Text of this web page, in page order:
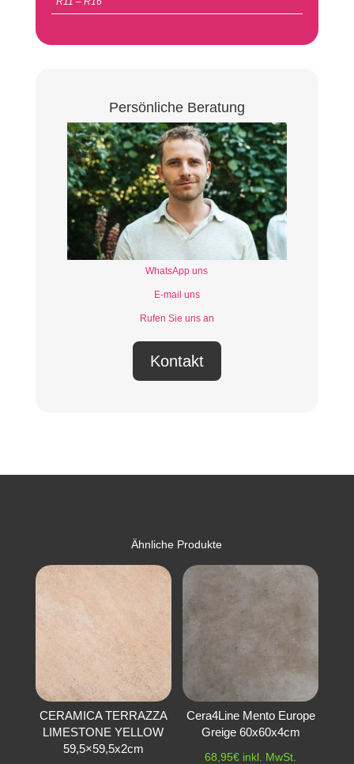
Persönliche Beratung
WhatsApp uns
E-mail uns
Rufen Sie uns an
Kontakt
Ähnliche Produkte
CERAMICA TERRAZZA
LIMESTONE YELLOW
59,5×59,5x2cm
Cera4Line Mento Europe
Greige 60x60x4cm
68,95€ inkl. MwSt.